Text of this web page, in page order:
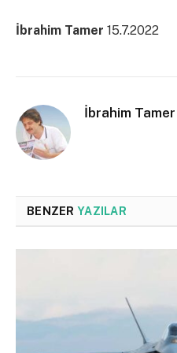
İbrahim Tamer 15.7.2022
İbrahim Tamer
BENZER YAZILAR